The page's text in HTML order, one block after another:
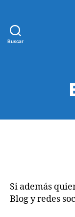
Buscar
Si además
Blog y redes